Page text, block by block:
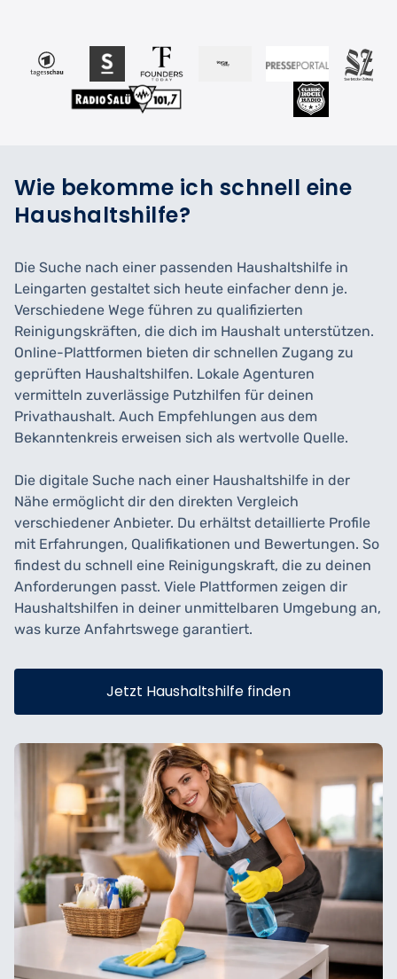
Wie bekomme ich schnell eine
Haushaltshilfe?
Die Suche nach einer passenden Haushaltshilfe in
Leingarten gestaltet sich heute einfacher denn je.
Verschiedene Wege führen zu qualifizierten
Reinigungskräften, die dich im Haushalt unterstützen.
Online-Plattformen bieten dir schnellen Zugang zu
geprüften Haushaltshilfen. Lokale Agenturen
vermitteln zuverlässige Putzhilfen für deinen
Privathaushalt. Auch Empfehlungen aus dem
Bekanntenkreis erweisen sich als wertvolle Quelle.
Die digitale Suche nach einer Haushaltshilfe in der
Nähe ermöglicht dir den direkten Vergleich
verschiedener Anbieter. Du erhältst detaillierte Profile
mit Erfahrungen, Qualifikationen und Bewertungen. So
findest du schnell eine Reinigungskraft, die zu deinen
Anforderungen passt. Viele Plattformen zeigen dir
Haushaltshilfen in deiner unmittelbaren Umgebung an,
was kurze Anfahrtswege garantiert.
Jetzt Haushaltshilfe finden